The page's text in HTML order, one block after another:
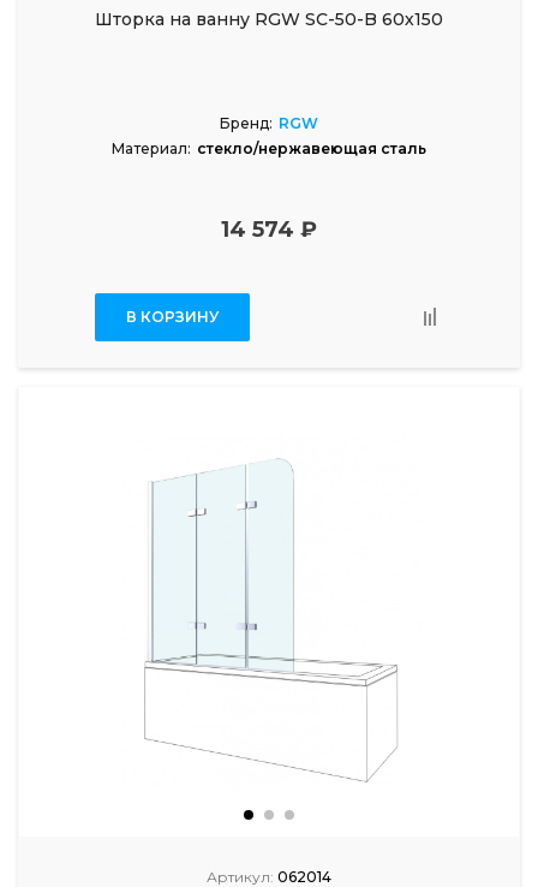
Шторка на ванну RGW SC-50-B 60х150
Бренд: RGW
Материал: стекло/нержавеющая сталь
14 574 ₽
В КОРЗИНУ
Артикул: 062014